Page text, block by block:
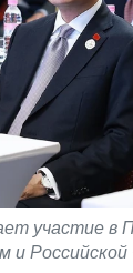
участие в
и